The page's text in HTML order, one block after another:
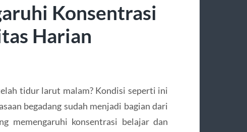
Konsentrasi
Harian
tidur larut malam? Kondisi seperti ini
begadang sudah menjadi bagian dari
memengaruhi konsentrasi belajar dan